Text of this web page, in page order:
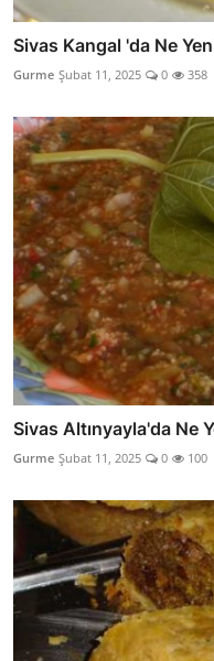
Sivas Kangal 'da Ne
Gurme Şubat 11, 2025 0 358
Sivas Altınyayla'da Ne
Gurme Şubat 11, 2025 0 100